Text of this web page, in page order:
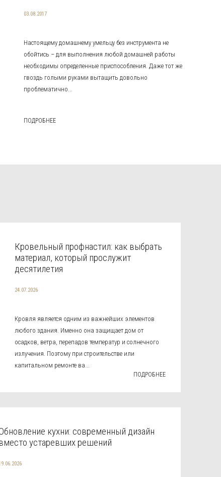
03.08.2017
Настоящему домашнему умельцу без инструмента не
обойтись – для выполнения любой домашней работы
необходимы определенные приспособления. Даже тот же
гвоздь голыми руками вытащить довольно
проблематично...
ПОДРОБНЕЕ
Кровельный профнастил: как выбрать
материал, который прослужит
десятилетия
24.07.2026
Кровля является одним из важнейших элементов
любого здания. Именно она защищает дом от
осадков, ветра, перепадов температур и солнечного
излучения. Поэтому при строительстве или
капитальном ремонте ва...
ПОДРОБНЕЕ
кухни: современный дизайн
вместо устаревших решений